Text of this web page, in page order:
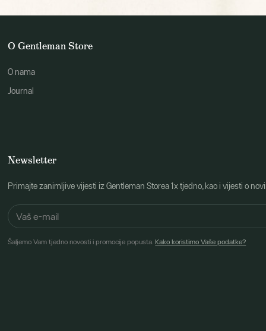
O Gentleman Store
O nama
Journal
Newsletter
Primajte zanimljive vijesti iz Gentleman Storea 1x tjedno, kao i vijesti o
Šaljemo Vam tjedno novosti i promocije popusta. Kako koristimo Vaše podatke?